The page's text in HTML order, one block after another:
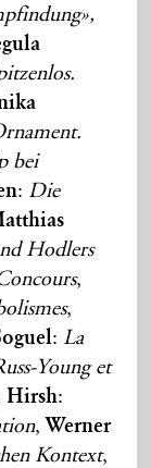
bei
: Die
Hodlers
,
,
:La
Young et
Hirsh:
,Werner
Kontext,